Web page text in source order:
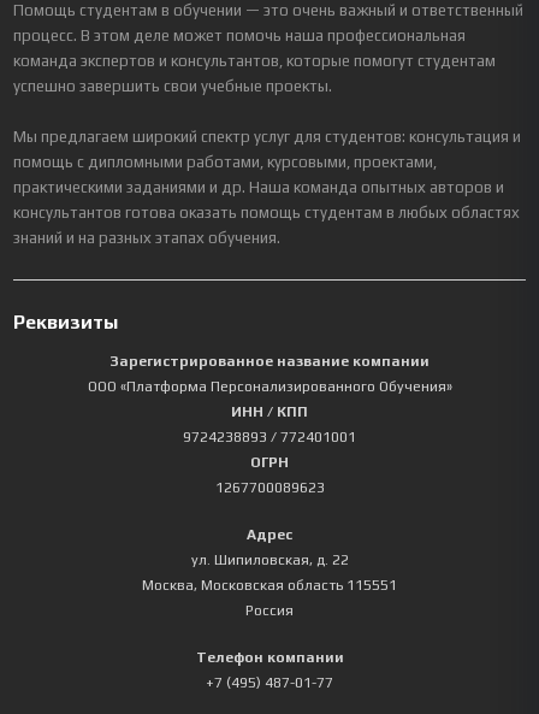
Помощь студентам в обучении — это очень важный и ответственный
процесс. В этом деле может помочь наша профессиональная
команда экспертов и консультантов, которые помогут студентам
успешно завершить свои учебные проекты.
Мы предлагаем широкий спектр услуг для студентов: консультация и
помощь с дипломными работами, курсовыми, проектами,
практическими заданиями и др. Наша команда опытных авторов и
консультантов готова оказать помощь студентам в любых областях
знаний и на разных этапах обучения.
Реквизиты
Зарегистрированное название компании
ООО «Платформа Персонализированного Обучения»
ИНН / КПП
9724238893 / 772401001
ОГРН
1267700089623
Адрес
ул. Шипиловская, д. 22
Москва, Московская область 115551
Россия
Телефон компании
+7 (495) 487-01-77